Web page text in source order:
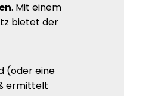
. Mit einem
bietet der
(oder eine
ermittelt